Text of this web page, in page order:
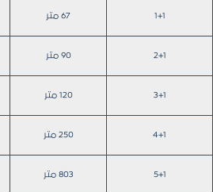
1+1 67 متر
2+1 90 متر
3+1 120 متر
4+1 250 متر
5+1 803 متر